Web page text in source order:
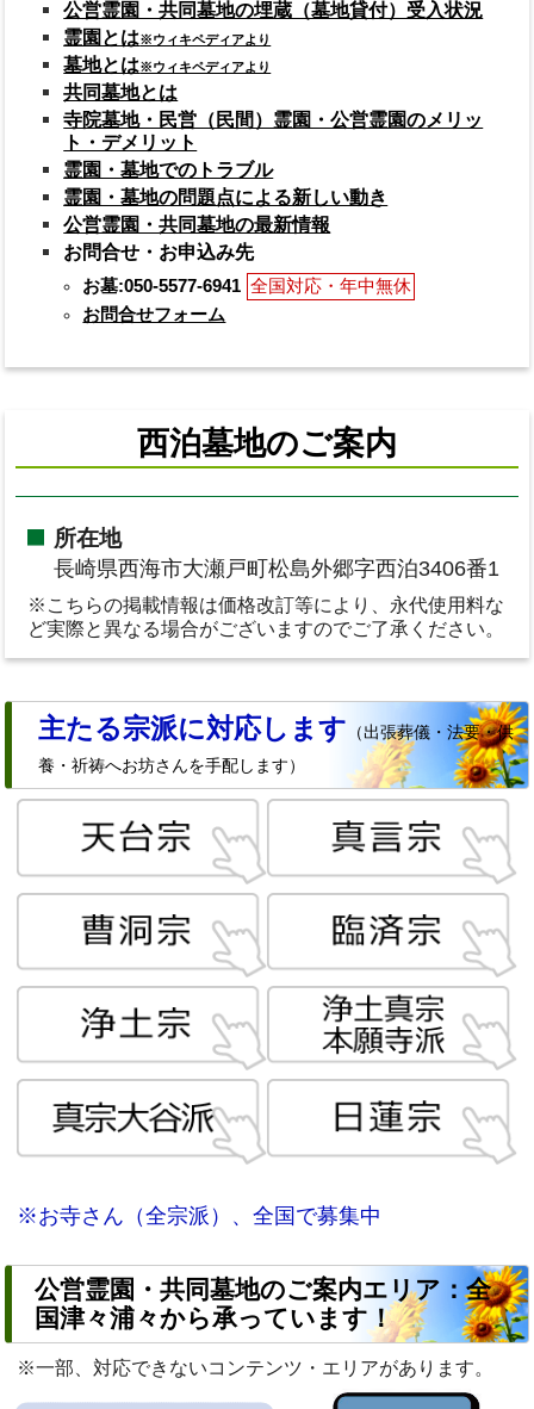
公営霊園・共同墓地の埋蔵（墓地貸付）受入状況
霊園とは※ウィキペディアより
墓地とは※ウィキペディアより
共同墓地とは
寺院墓地・民営（民間）霊園・公営霊園のメリッ
ト・デメリット
霊園・墓地でのトラブル
霊園・墓地の問題点による新しい動き
公営霊園・共同墓地の最新情報
お問合せ・お申込み先
お墓:050-5577-6941 全国対応・年中無休
お問合せフォーム
西泊墓地のご案内
所在地
長崎県西海市大瀬戸町松島外郷字西泊3406番1
※こちらの掲載情報は価格改訂等により、永代使用料な
ど実際と異なる場合がございますのでご了承ください。
主たる宗派に対応します （出張葬儀・法要・供
養・祈祷へお坊さんを手配します）
※お寺さん（全宗派）、全国で募集中
公営霊園・共同墓地のご案内エリア：全
国津々浦々から承っています！
※一部、対応できないコンテンツ・エリアがあります。